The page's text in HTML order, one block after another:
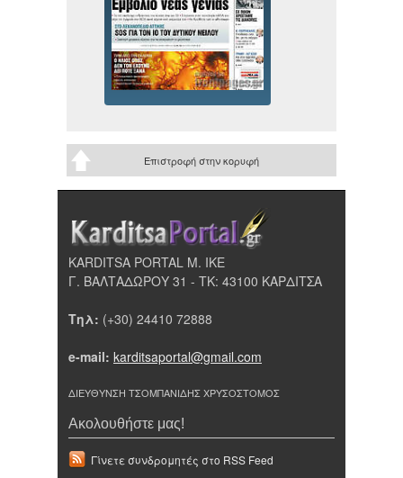
Επιστροφή στην κορυφή
KARDITSA PORTAL Μ. ΙΚΕ
Γ. ΒΑΛΤΑΔΩΡΟΥ 31 - ΤΚ: 43100 ΚΑΡΔΙΤΣΑ
Τηλ: (+30) 24410 72888
e-mail: karditsaportal@gmail.com
ΔΙΕΥΘΥΝΣΗ ΤΣΟΜΠΑΝΙΔΗΣ ΧΡΥΣΟΣΤΟΜΟΣ
Ακολουθήστε μας!
Γίνετε συνδρομητές στο RSS Feed